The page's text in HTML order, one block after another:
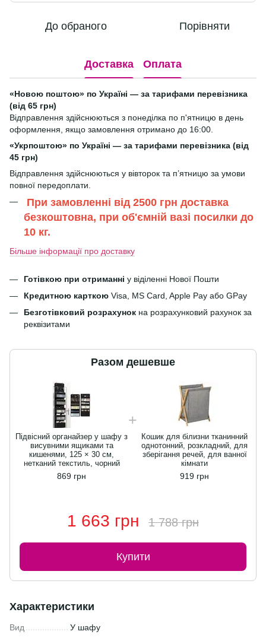
До обраного Порівняти
Доставка Оплата
«Новою поштою» по Україні — за тарифами перевізника
(від 65 грн)
Відправлення здійснюються з понеділка по п'ятницю в день
оформлення, якщо замовлення отримано до 16:00.
«Укрпоштою» по Україні — за тарифами перевізника (від
45 грн)
Відправлення здійснюються у вівторок та п’ятницю за умови
повної передоплати.
При замовленні від 2500 грн доставка
безкоштовна, при об'ємній вазі посилки до
10 кг.
Більше інформації про доставку
Готівкою при отриманні у віділенні Нової Пошти
Кредитною карткою Visa, MS Card, Apple Pay або GPay
Безготівковий розрахунок на розрахунковий рахунок за
реквізитами
Разом дешевше
Підвісний органайзер у шафу з
висувними ящиками та
кишенями, 125 × 30 см,
нетканий текстиль, чорний
869 грн
Кошик для білизни тканинний
однотонний, розкладний, для
зберігання речей, для ванної
кімнати
919 грн
1 663 грн 1 788 грн
Купити
Характеристики
Вид У шафу